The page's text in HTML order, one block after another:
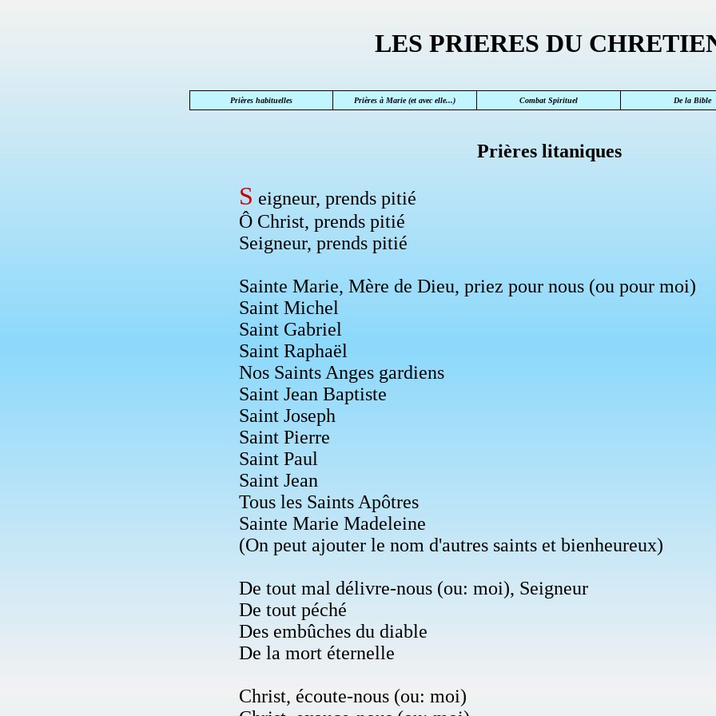
LES PRIERES DU
Prières habituelles Prières à Marie (et avec elle...) Combat Spirituel De la Bible
Prières litaniques
S eigneur, prends pitié
Ô Christ, prends pitié
Seigneur, prends pitié
Sainte Marie, Mère de Dieu, priez pour nous (ou pour moi)
Saint Michel
Saint Gabriel
Saint Raphaël
Nos Saints Anges gardiens
Saint Jean Baptiste
Saint Joseph
Saint Pierre
Saint Paul
Saint Jean
Tous les Saints Apôtres
Sainte Marie Madeleine
(On peut ajouter le nom d'autres saints et bienheureux)
De tout mal délivre-nous (ou: moi), Seigneur
De tout péché
Des embûches du diable
De la mort éternelle
Christ, écoute-nous (ou: moi)